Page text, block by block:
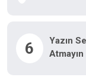
6
Yazın
Atmayın